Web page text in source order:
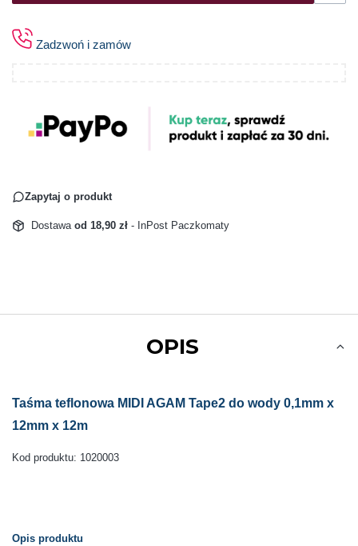
Zadzwoń i zamów
Zapytaj o produkt
Dostawa od 18,90 zł - InPost Paczkomaty
OPIS
Taśma teflonowa MIDI AGAM Tape2 do wody 0,1mm x
12mm x 12m
Kod produktu: 1020003
Opis produktu